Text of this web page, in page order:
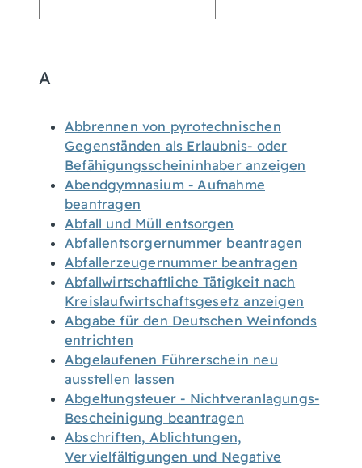
A
Abbrennen von pyrotechnischen
Gegenständen als Erlaubnis- oder
Befähigungsscheininhaber anzeigen
Abendgymnasium - Aufnahme
beantragen
Abfall und Müll entsorgen
Abfallentsorgernummer beantragen
Abfallerzeugernummer beantragen
Abfallwirtschaftliche Tätigkeit nach
Kreislaufwirtschaftsgesetz anzeigen
Abgabe für den Deutschen Weinfonds
entrichten
Abgelaufenen Führerschein neu
ausstellen lassen
Abgeltungsteuer - Nichtveranlagungs-
Bescheinigung beantragen
Abschriften, Ablichtungen,
Vervielfältigungen und Negative